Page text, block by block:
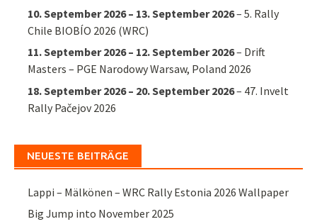
10. September 2026– 13. September 2026–5. Rally
Chile BIOBÍO 2026 (WRC)
11. September 2026– 12. September 2026– Drift
Masters – PGE Narodowy Warsaw, Poland 2026
18. September 2026– 20. September 2026– 47. Invelt
Rally Pačejov 2026
NEUESTE BEITRÄGE
Lappi – Mälkönen – WRC Rally Estonia 2026 Wallpaper
Big Jump into November 2025